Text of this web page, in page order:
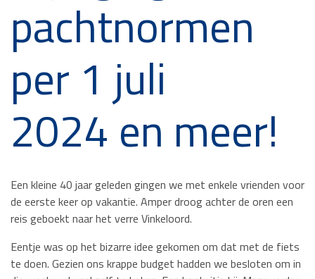
pachtnormen
per 1 juli
2024 en meer!
Een kleine 40 jaar geleden gingen we met enkele vrienden voor
de eerste keer op vakantie. Amper droog achter de oren een
reis geboekt naar het verre Vinkeloord.
Eentje was op het bizarre idee gekomen om dat met de fiets
te doen. Gezien ons krappe budget hadden we besloten om in